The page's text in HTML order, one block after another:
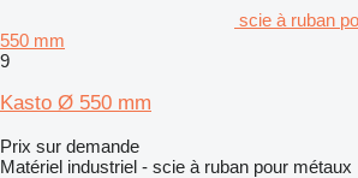
scie à ruban
550 mm
9
Kasto Ø 550 mm
Prix sur demande
Matériel industriel - scie à ruban pour métaux